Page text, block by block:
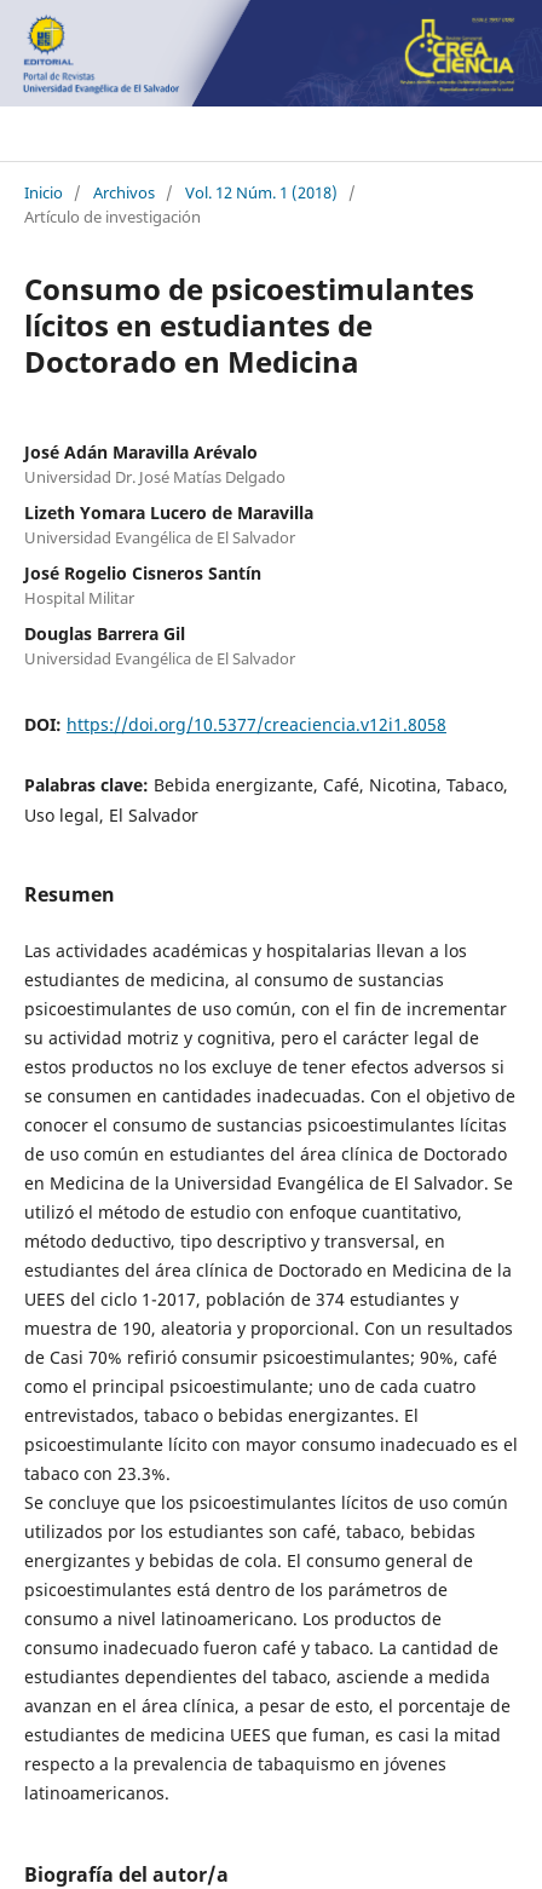
Inicio / Archivos / Vol. 12 Núm. 1 (2018)
/
Artículo de investigación
Consumo de psicoestimulantes
lícitos en estudiantes de
Doctorado en Medicina
José Adán Maravilla Arévalo
Universidad Dr. José Matías Delgado
Lizeth Yomara Lucero de Maravilla
Universidad Evangélica de El Salvador
José Rogelio Cisneros Santín
Hospital Militar
Douglas Barrera Gil
Universidad Evangélica de El Salvador
DOI: https://doi.org/10.5377/creaciencia.v12i1.8058
Palabras clave: Bebida energizante, Café, Nicotina, Tabaco,
Uso legal, El Salvador
Resumen
Las actividades académicas y hospitalarias llevan a los
estudiantes de medicina, al consumo de sustancias
psicoestimulantes de uso común, con el fin de incrementar
su actividad motriz y cognitiva, pero el carácter legal de
estos productos no los excluye de tener efectos adversos si
se consumen en cantidades inadecuadas. Con el objetivo de
conocer el consumo de sustancias psicoestimulantes lícitas
de uso común en estudiantes del área clínica de Doctorado
en Medicina de la Universidad Evangélica de El Salvador. Se
utilizó el método de estudio con enfoque cuantitativo,
método deductivo, tipo descriptivo y transversal, en
estudiantes del área clínica de Doctorado en Medicina de la
UEES del ciclo 1-2017, población de 374 estudiantes y
muestra de 190, aleatoria y proporcional. Con un resultados
de Casi 70% refirió consumir psicoestimulantes; 90%, café
como el principal psicoestimulante; uno de cada cuatro
entrevistados, tabaco o bebidas energizantes. El
psicoestimulante lícito con mayor consumo inadecuado es el
tabaco con 23.3%.
Se concluye que los psicoestimulantes lícitos de uso común
utilizados por los estudiantes son café, tabaco, bebidas
energizantes y bebidas de cola. El consumo general de
psicoestimulantes está dentro de los parámetros de
consumo a nivel latinoamericano. Los productos de
consumo inadecuado fueron café y tabaco. La cantidad de
estudiantes dependientes del tabaco, asciende a medida
avanzan en el área clínica, a pesar de esto, el porcentaje de
estudiantes de medicina UEES que fuman, es casi la mitad
respecto a la prevalencia de tabaquismo en jóvenes
latinoamericanos.
Biografía del autor/a